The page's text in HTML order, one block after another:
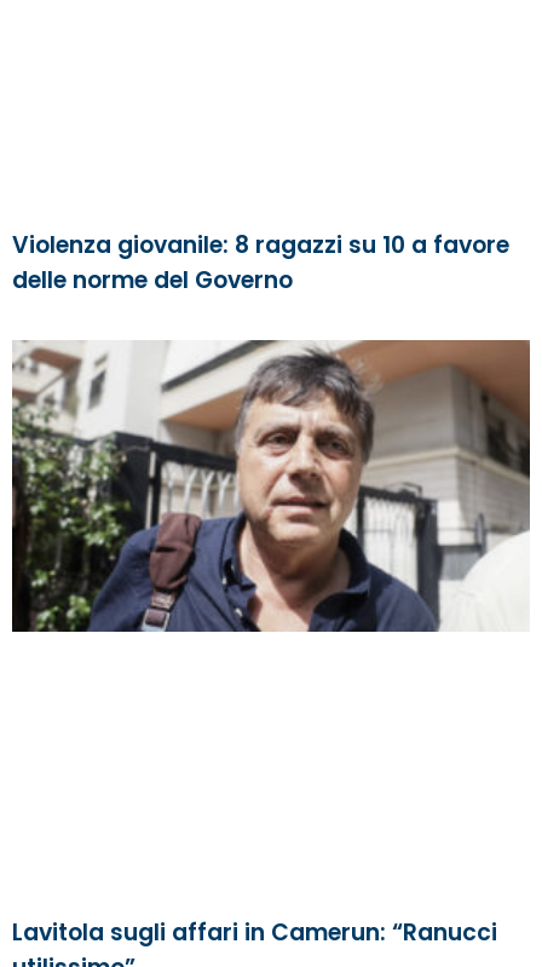
Violenza giovanile: 8 ragazzi su 10 a favore
delle norme del Governo
Lavitola sugli affari in Camerun: “Ranucci